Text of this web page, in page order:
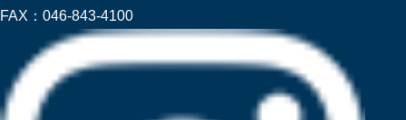
FAX： 046-843-4100